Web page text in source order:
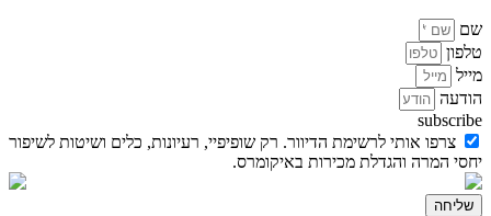
שם
טלפון
מייל
הודעה
subscribe
צרפו אותי לרשימת הדיוור. רק שופיפיי, רעיונות, כלים ושיטות לשיפור
יחסי המרה והגדלת מכירות באיקומרס.
שליחה